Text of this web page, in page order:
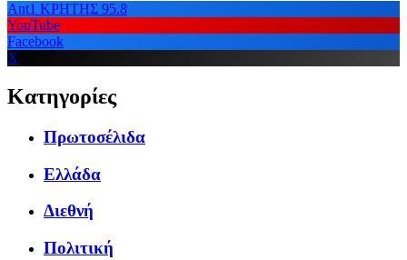
Ant1 ΚΡΗΤΗΣ 95.8
YouTube
Facebook
X
Κατηγορίες
Πρωτοσέλιδα
Ελλάδα
Διεθνή
Πολιτική